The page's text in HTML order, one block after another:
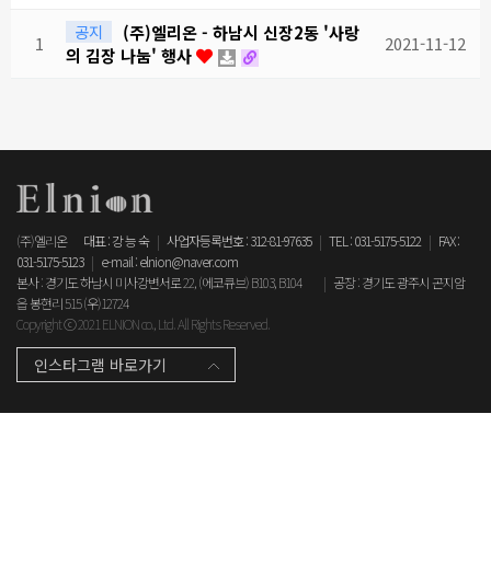
1
공지
(주)엘리온 - 하남시 신장2동 '사랑
의 김장 나눔' 행사
2021-11-12
(주)엘리온 대표 : 강 능 숙 | 사업자등록번호 : 312-81-97635 | TEL : 031-5175-5122 | FAX :
031-5175-5123 | e-mail : elnion@naver.com
본사 : 경기도 하남시 미사강변서로 22, (에코큐브) B103, B104
| 공장 : 경기도 광주시 곤지암
읍 봉현리 515 (우)12724
Copyright ⓒ 2021 ELNION co., Ltd. All Rights Reserved.
인스타그램 바로가기